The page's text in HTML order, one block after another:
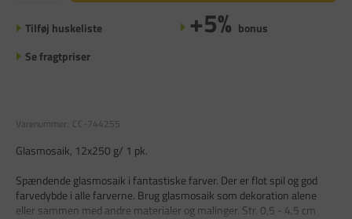
Tilføj huskeliste +5% bonus
Se fragtpriser
Varenummer: CC-744255
Glasmosaik, 12x250 g/ 1 pk.
Spændende glasmosaik i fantastiske farver. Der er flot spil og god
farvedybde i alle farverne. Brug glasmosaik som dekoration alene
eller sammen med andre materialer og malinger. Str. 0,5 - 4,5 cm